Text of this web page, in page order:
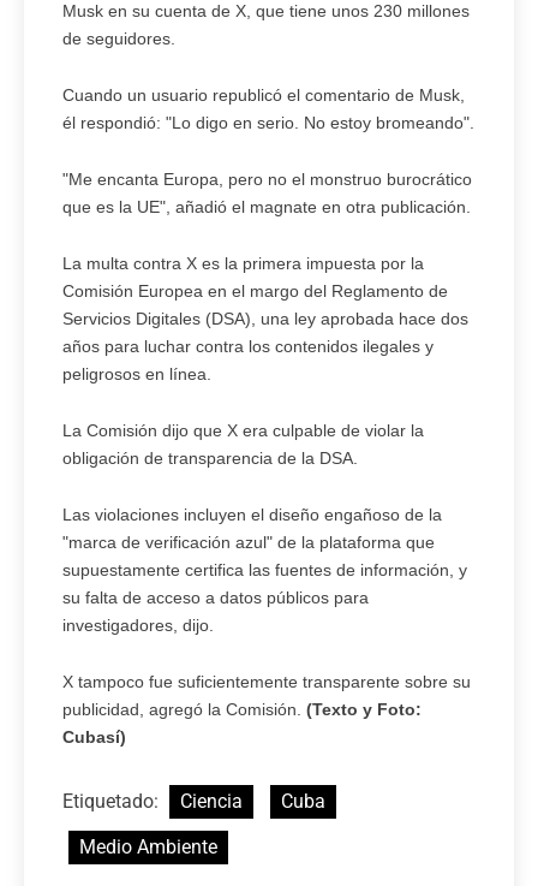
Musk en su cuenta de X, que tiene unos 230 millones
de seguidores.
Cuando un usuario republicó el comentario de Musk,
él respondió: "Lo digo en serio. No estoy bromeando".
"Me encanta Europa, pero no el monstruo burocrático
que es la UE", añadió el magnate en otra publicación.
La multa contra X es la primera impuesta por la
Comisión Europea en el margo del Reglamento de
Servicios Digitales (DSA), una ley aprobada hace dos
años para luchar contra los contenidos ilegales y
peligrosos en línea.
La Comisión dijo que X era culpable de violar la
obligación de transparencia de la DSA.
Las violaciones incluyen el diseño engañoso de la
"marca de verificación azul" de la plataforma que
supuestamente certifica las fuentes de información, y
su falta de acceso a datos públicos para
investigadores, dijo.
X tampoco fue suficientemente transparente sobre su
publicidad, agregó la Comisión. (Texto y Foto:
Cubasí)
Etiquetado: Ciencia
Cuba
Medio Ambiente